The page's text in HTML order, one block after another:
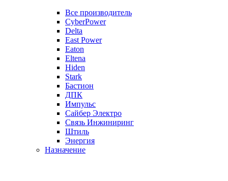
Все производитель
CyberPower
Delta
East Power
Eaton
Eltena
Hiden
Stark
Бастион
ДПК
Импульс
Сайбер Электро
Связь Инжиниринг
Штиль
Энергия
Назначение